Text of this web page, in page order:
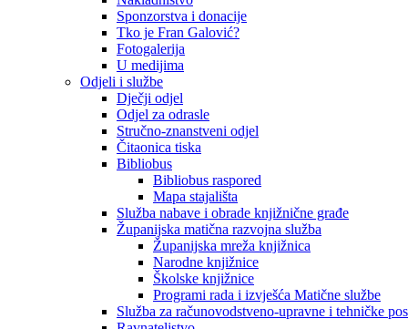
Sponzorstva i donacije
Tko je Fran Galović?
Fotogalerija
U medijima
Odjeli i službe
Dječji odjel
Odjel za odrasle
Stručno-znanstveni odjel
Čitaonica tiska
Bibliobus
Bibliobus raspored
Mapa stajališta
Služba nabave i obrade knjižnične građe
Županijska matična razvojna služba
Županijska mreža knjižnica
Narodne knjižnice
Školske knjižnice
Programi rada i izvješća Matične službe
Služba za računovodstveno-upravne i tehničke